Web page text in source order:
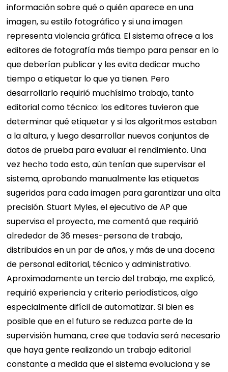
información sobre qué o quién aparece en una
imagen, su estilo fotográfico y si una imagen
representa violencia gráfica. El sistema ofrece a los
editores de fotografía más tiempo para pensar en lo
que deberían publicar y les evita dedicar mucho
tiempo a etiquetar lo que ya tienen. Pero
desarrollarlo requirió muchísimo trabajo, tanto
editorial como técnico: los editores tuvieron que
determinar qué etiquetar y si los algoritmos estaban
a la altura, y luego desarrollar nuevos conjuntos de
datos de prueba para evaluar el rendimiento. Una
vez hecho todo esto, aún tenían que supervisar el
sistema, aprobando manualmente las etiquetas
sugeridas para cada imagen para garantizar una alta
precisión. Stuart Myles, el ejecutivo de AP que
supervisa el proyecto, me comentó que requirió
alrededor de 36 meses-persona de trabajo,
distribuidos en un par de años, y más de una docena
de personal editorial, técnico y administrativo.
Aproximadamente un tercio del trabajo, me explicó,
requirió experiencia y criterio periodísticos, algo
especialmente difícil de automatizar. Si bien es
posible que en el futuro se reduzca parte de la
supervisión humana, cree que todavía será necesario
que haya gente realizando un trabajo editorial
constante a medida que el sistema evoluciona y se